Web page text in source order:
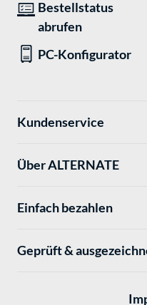
Bestellstatus
abrufen
PC-Konfigurator
Kundenservice
Über ALTERNATE
Einfach bezahlen
Geprüft &